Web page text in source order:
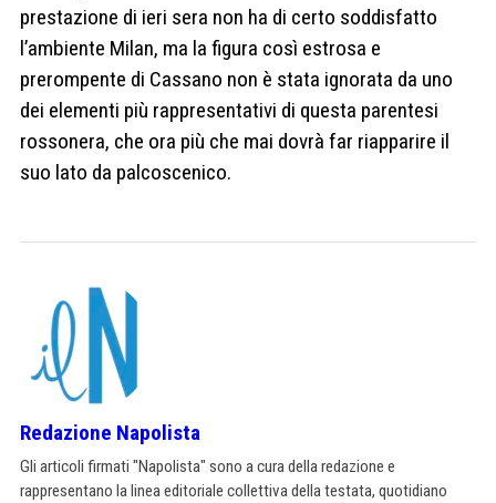
prestazione di ieri sera non ha di certo soddisfatto
l’ambiente Milan, ma la figura così estrosa e
prerompente di Cassano non è stata ignorata da uno
dei elementi più rappresentativi di questa parentesi
rossonera, che ora più che mai dovrà far riapparire il
suo lato da palcoscenico.
Redazione Napolista
Gli articoli firmati "Napolista" sono a cura della redazione e
rappresentano la linea editoriale collettiva della testata, quotidiano